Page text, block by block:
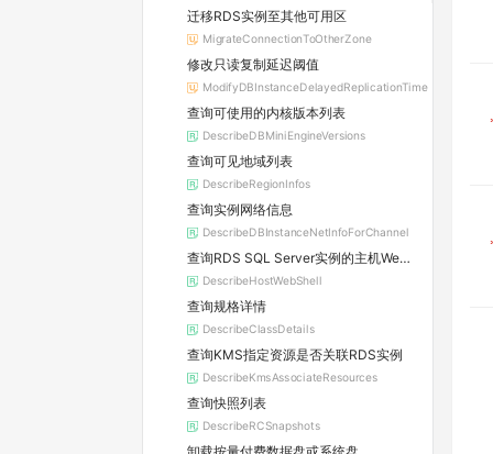
迁移RDS实例至其他可用区
MigrateConnectionToOtherZone
修改只读复制延迟阈值
ModifyDBInstanceDelayedReplicationTime
查询可使用的内核版本列表
DescribeDBMiniEngineVersions
查询可见地域列表
DescribeRegionInfos
查询实例网络信息
DescribeDBInstanceNetInfoForChannel
查询RDS SQL Server实例的主机WebShell登录信息
DescribeHostWebShell
查询规格详情
DescribeClassDetails
查询KMS指定资源是否关联RDS实例
DescribeKmsAssociateResources
查询快照列表
DescribeRCSnapshots